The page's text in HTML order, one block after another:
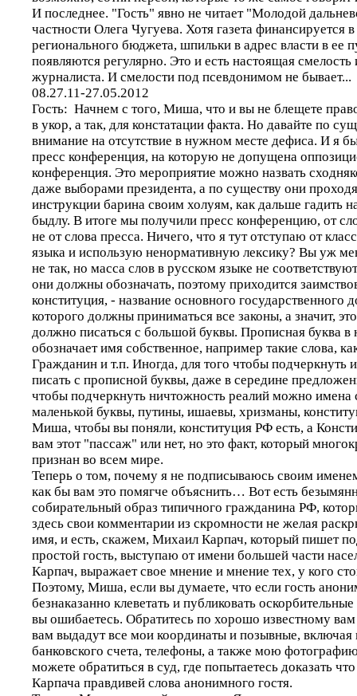
И последнее. "Гость" явно не читает "Молодой
частности Олега Чугуева. Хотя газета финансируется
регионального бюджета, шпильки в адрес власти в ее
появляются регулярно. Это и есть настоящая смелость
журналиста. И смелости под псевдонимом не бывает...
08.27.11-27.05.2012
Гость: Начнем с того, Миша, что и вы не блещете
в укор, а так, для констатации факта. Но давайте по
внимание на отсутствие в нужном месте дефиса. И я
пресс конференция, на которую не допущена
конференция. Это мероприятие можно назвать
даже выборами президента, а по существу они
инструкции барина своим холуям, как дальше гадить
быдлу. В итоге мы получили пресс конференцию, от
не от слова пресса. Ничего, что я тут отступаю от
языка и использую ненормативную лексику? Вы уж
не так, но масса слов в русском языке не
они должны обозначать, поэтому приходится
конституция, - название основного государственного
которого должны приниматься все законы, а значит,
должно писаться с большой буквы. Прописная буква в
обозначает имя собственное, например такие слова,
Гражданин и т.п. Иногда, для того чтобы подчеркнуть
писать с прописной буквы, даже в середине
чтобы подчеркнуть ничтожность реалий можно имена
маленькой буквы, путины, ишаевы, хризманы,
Миша, чтобы вы поняли, конституция РФ есть, а
вам этот "пассаж" или нет, но это факт, который
признан во всем мире.
Теперь о том, почему я не подписываюсь своим
как бы вам это помягче объяснить… Вот есть
собирательный образ типичного гражданина РФ,
здесь свои комментарии из скромности не желая
имя, и есть, скажем, Михаил Карпач, который пишет
простой гость, выступаю от имени большей части
Карпач, выражает свое мнение и мнение тех, у кого
Поэтому, Миша, если вы думаете, что если гость
безнаказанно клеветать и публиковать
вы ошибаетесь. Обратитесь по хорошо известному
вам выдадут все мои координаты и позывные, включая
банковского счета, телефоны, а также мою
можете обратиться в суд, где попытаетесь доказать
Карпача правдивей слова анонимного гостя.